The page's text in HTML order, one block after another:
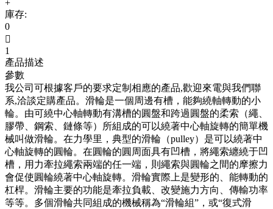
+
庫存:
0

1
產品描述
參數
我公司可根據客戶的要求定制相應的產品,歡迎來電與我們聯
系,洽談定購產品。滑輪是一個周邊有槽，能夠繞軸轉動的小
輪。由可繞中心軸轉動有溝槽的圓盤和跨過圓盤的柔索（繩、
膠帶、鋼索、鏈條等）所組成的可以繞著中心軸旋轉的簡單機
械叫做滑輪。在力學里，典型的滑輪（pulley）是可以繞著中
心軸旋轉的圓輪。在圓輪的圓周面具有凹槽，將繩索纏繞于凹
槽，用力牽拉繩索兩端的任一端，則繩索與圓輪之間的摩擦力
會促使圓輪繞著中心軸旋轉。滑輪實際上是變形的、能轉動的
杠桿。滑輪主要的功能是牽拉負載、改變施力方向、傳輸功率
等等。多個滑輪共同組成的機械稱為“滑輪組”，或“復式滑